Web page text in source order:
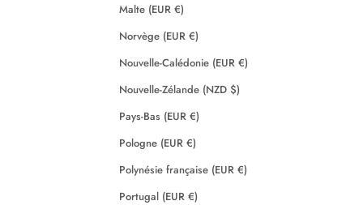
Malte (EUR €)
Norvège (EUR €)
Nouvelle-Calédonie (EUR €)
Nouvelle-Zélande (NZD $)
Pays-Bas (EUR €)
Pologne (EUR €)
Polynésie française (EUR €)
Portugal (EUR €)